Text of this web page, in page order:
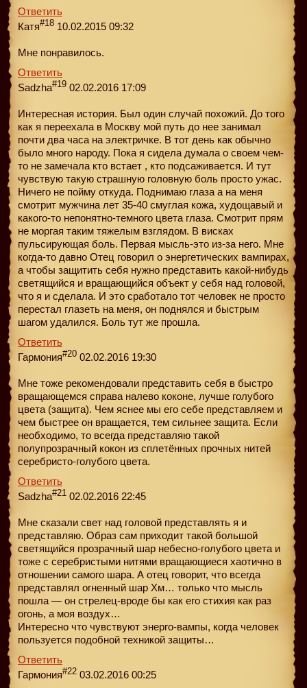
Ответить
Катя#18 10.02.2015 09:32
Мне понравилось.
Ответить
Sadzha#19 02.02.2016 17:09
Интересная история. Был один случай похожий. До того
как я переехала в Москву мой путь до нее занимал
почти два часа на электричке. В тот день как обычно
было много народу. Пока я сидела думала о своем чем-
то не замечала кто встает , кто подсаживается. И тут
чувствую такую страшную головную боль просто ужас.
Ничего не пойму откуда. Поднимаю глаза а на меня
смотрит мужчина лет 35-40 смуглая кожа, худощавый и
какого-то непонятно-темного цвета глаза. Смотрит прям
не моргая таким тяжелым взглядом. В висках
пульсирующая боль. Первая мысль-это из-за него. Мне
когда-то давно Отец говорил о энергетических вампирах,
а чтобы защитить себя нужно представить какой-нибудь
светящийся и вращающийся объект у себя над головой,
что я и сделала. И это сработало тот человек не просто
перестал глазеть на меня, он поднялся и быстрым
шагом удалился. Боль тут же прошла.
Ответить
Гармония#20 02.02.2016 19:30
Мне тоже рекомендовали представить себя в быстро
вращающемся справа налево коконе, лучше голубого
цвета (защита). Чем яснее мы его себе представляем и
чем быстрее он вращается, тем сильнее защита. Если
необходимо, то всегда представляю такой
полупрозрачный кокон из сплетённых прочных нитей
серебристо-голубого цвета.
Ответить
Sadzha#21 02.02.2016 22:45
Мне сказали свет над головой представлять я и
представляю. Образ сам приходит такой большой
светящийся прозрачный шар небесно-голубого цвета и
тоже с серебристыми нитями вращающиеся хаотично в
отношении самого шара. А отец говорит, что всегда
представлял огненный шар Хм… только что мысль
пошла — он стрелец-вроде бы как его стихия как раз
огонь, а моя воздух…
Интересно что чувствуют энерго-вампы, когда человек
пользуется подобной техникой защиты…
Ответить
Гармония#22 03.02.2016 00:25